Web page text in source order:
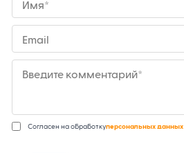
Имя*
Email
Введите комментарий*
Согласен на обработкуперсональных данных